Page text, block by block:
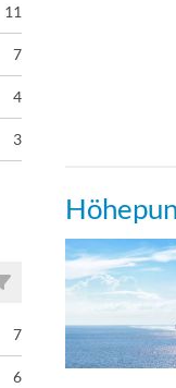
11
7
4
3
7
6